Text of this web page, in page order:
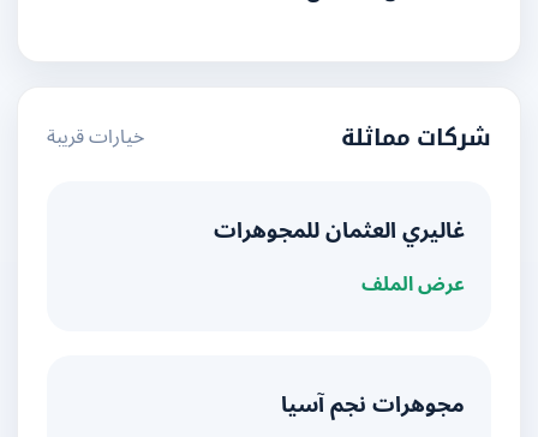
شركات مماثلة خيارات قريبة
غاليري العثمان للمجوهرات
عرض الملف
مجوهرات نجم آسيا